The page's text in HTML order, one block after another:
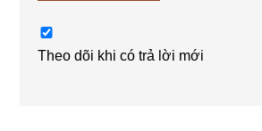
Theo dõi khi có trả lời mới